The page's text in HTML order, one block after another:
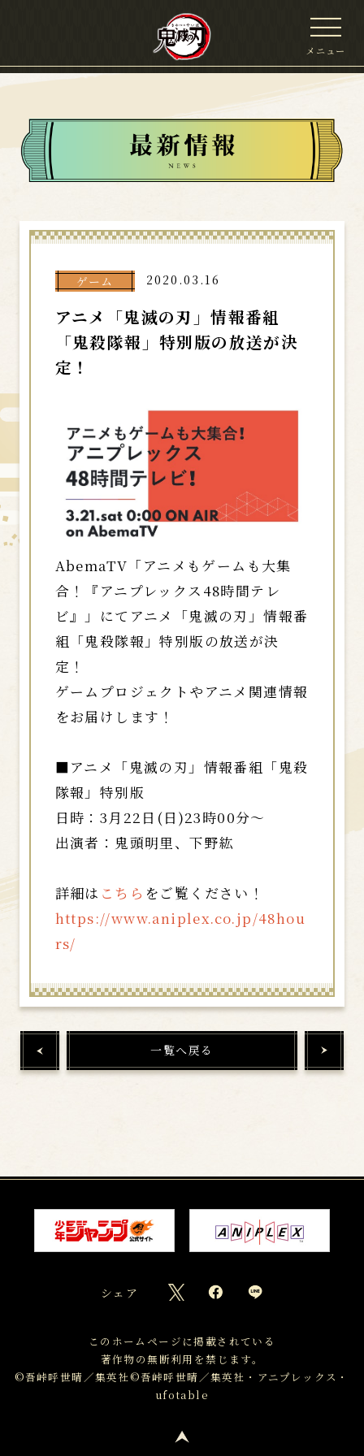
メニュー
ゲーム 2020.03.16
アニメ「鬼滅の刃」情報番組
「鬼殺隊報」特別版の放送が決
定！
AbemaTV「アニメもゲームも大集
合！『アニプレックス48時間テレ
ビ』」にてアニメ「鬼滅の刃」情報番
組「鬼殺隊報」特別版の放送が決
定！
ゲームプロジェクトやアニメ関連情報
をお届けします！
■アニメ「鬼滅の刃」情報番組「鬼殺
隊報」特別版
日時：3月22日(日)23時00分～
出演者：鬼頭明里、下野紘
詳細は こちら をご覧ください！
https://www.aniplex.co.jp/48hou
rs/
一覧へ戻る
シェア
このホームページに掲載されている
著作物の無断利用を禁じます。
©吾峠呼世晴／集英社©吾峠呼世晴／集英社・アニプレックス・
ufotable